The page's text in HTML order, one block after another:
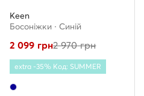
Keen
Босоніжки · Cиній
2 099 грн2 970грн
extra -35% Код: SUMMER